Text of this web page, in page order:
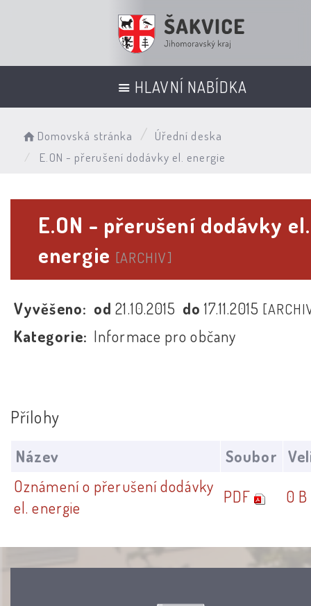
HLAVNÍ NABÍDKA
Domovská stránka
Úřední deska
E.ON - přerušení dodávky el. energie
E.ON - přerušení dodávky el.
energie [ARCHIV]
Vyvěšeno: od21.10.2015 do17.11.2015
Kategorie: Informace pro občany
Přílohy
Název Soubor
Oznámení o přerušení dodávky
el. energie
PDF 0 B